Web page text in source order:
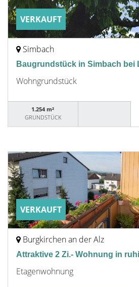
VERKAUFT
Simbach
Baugrundstück in Simbach bei
Wohngrundstück
1.254 m²
GRUNDSTÜCK
VERKAUFT
Burgkirchen an der Alz
Attraktive 2 Zi.- Wohnung in
Etagenwohnung